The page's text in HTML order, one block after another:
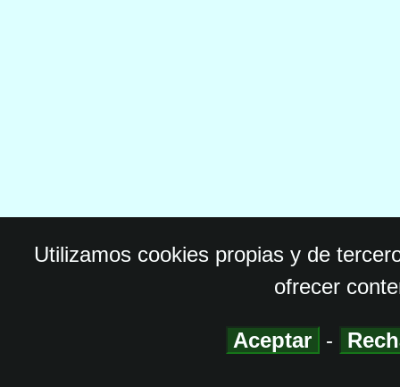
Utilizamos cookies propias y de
ofrecer
Aceptar -